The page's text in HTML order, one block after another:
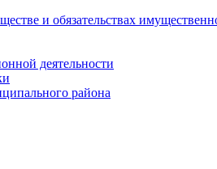
и обязательствах
деятельности
района